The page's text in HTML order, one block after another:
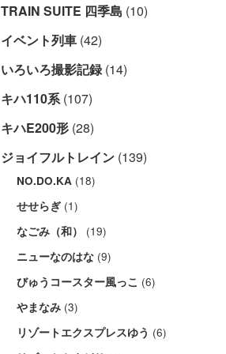
TRAIN SUITE 四季島 (10)
イベント列車 (42)
いろいろ撮影記録(14)
キハ110系(107)
キハE200形 (28)
ジョイフルトレイン (139)
NO.DO.KA (18)
せせらぎ (1)
なごみ（和） (19)
ニューなのはな (9)
びゅうコースター風っこ (6)
やまなみ (3)
リゾートエクスプレスゆう (6)